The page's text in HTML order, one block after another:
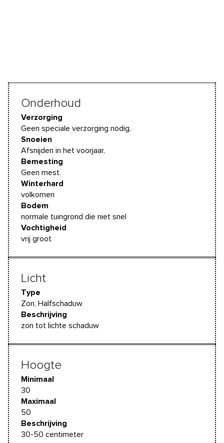
Onderhoud
Verzorging
Geen speciale verzorging nodig.
Snoeien
Afsnijden in het voorjaar.
Bemesting
Geen mest.
Winterhard
volkomen
Bodem
normale tuingrond die niet snel
Vochtigheid
vrij groot
Licht
Type
Zon, Halfschaduw
Beschrijving
zon tot lichte schaduw
Hoogte
Minimaal
30
Maximaal
50
Beschrijving
30-50 centimeter